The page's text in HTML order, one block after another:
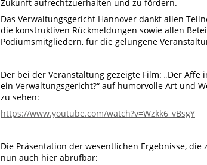
Zukunft aufrechtzuerhalten und zu fördern.
Das Verwaltungsgericht Hannover dankt allen
die konstruktiven Rückmeldungen sowie allen
Podiumsmitgliedern, für die gelungene
Der bei der Veranstaltung gezeigte Film: „Der Affe
ein Verwaltungsgericht?“ auf humorvolle Art und
zu sehen:
https://www.youtube.com/watch?v=Wzkk6_vBsgY
Die Präsentation der wesentlichen Ergebnisse,
nun auch hier abrufbar: